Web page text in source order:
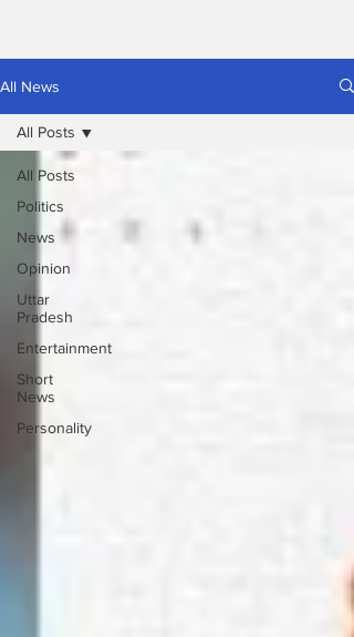
All News
All Posts
Politics
News
Opinion
Uttar
Pradesh
Entertainment
Short
News
Personality
All Posts